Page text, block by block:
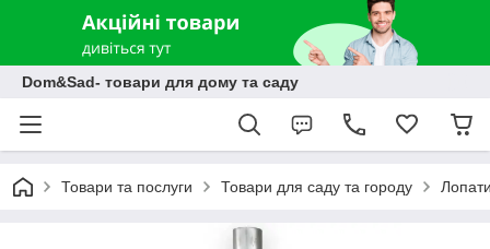
Dom&Sad- товари для дому та саду
Товари та послуги Товари для саду та городу